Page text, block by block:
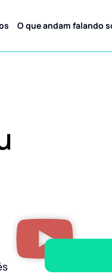
O que andam falando